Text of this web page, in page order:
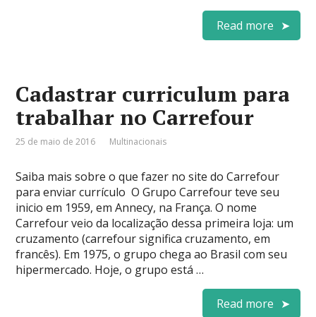
Read more
Cadastrar curriculum para
trabalhar no Carrefour
25 de maio de 2016 Multinacionais
Saiba mais sobre o que fazer no site do Carrefour
para enviar currículo O Grupo Carrefour teve seu
inicio em 1959, em Annecy, na França. O nome
Carrefour veio da localização dessa primeira loja: um
cruzamento (carrefour significa cruzamento, em
francês). Em 1975, o grupo chega ao Brasil com seu
hipermercado. Hoje, o grupo está …
Read more